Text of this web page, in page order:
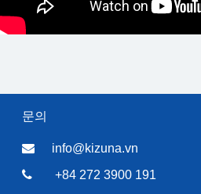
문의
info@kizuna.vn
+84 272 3900 191